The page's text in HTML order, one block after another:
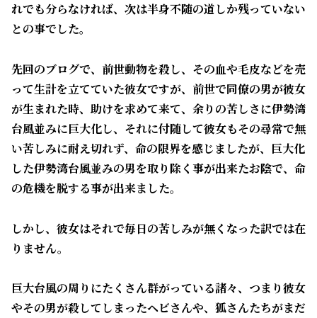
れでも分らなければ、次は半身不随の道しか残っていない
との事でした。
先回のブログで、前世動物を殺し、その血や毛皮などを売
って生計を立てていた彼女ですが、前世で同僚の男が彼女
が生まれた時、助けを求めて来て、余りの苦しさに伊勢湾
台風並みに巨大化し、それに付随して彼女もその尋常で無
い苦しみに耐え切れず、命の限界を感じましたが、巨大化
した伊勢湾台風並みの男を取り除く事が出来たお陰で、命
の危機を脱する事が出来ました。
しかし、彼女はそれで毎日の苦しみが無くなった訳では在
りません。
巨大台風の周りにたくさん群がっている諸々、つまり彼女
やその男が殺してしまったヘビさんや、狐さんたちがまだ